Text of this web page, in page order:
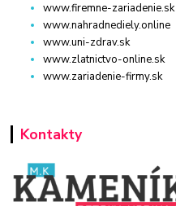
www.firemne-zariadenie.sk
www.nahradnediely.online
www.uni-zdrav.sk
www.zlatnictvo-online.sk
www.zariadenie-firmy.sk
Kontakty